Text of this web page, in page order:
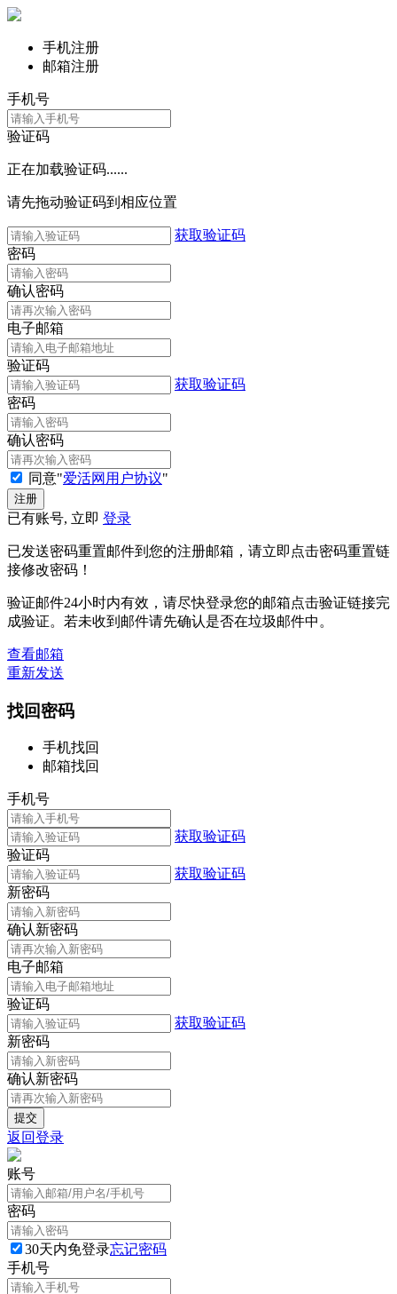
手机注册
邮箱注册
手机号
验证码
正在加载验证码......
请先拖动验证码到相应位置
获取验证码
密码
确认密码
电子邮箱
验证码
获取验证码
密码
确认密码
同意"爱活网用户协议"
已有账号, 立即 登录
已发送密码重置邮件到您的注册邮箱，请立即点击密码重置链
接修改密码！
验证邮件24小时内有效，请尽快登录您的邮箱点击验证链接完
成验证。若未收到邮件请先确认是否在垃圾邮件中。
查看邮箱
重新发送
找回密码
手机找回
邮箱找回
手机号
获取验证码
验证码
获取验证码
新密码
确认新密码
电子邮箱
验证码
获取验证码
新密码
确认新密码
返回登录
账号
密码
30天内免登录忘记密码
手机号